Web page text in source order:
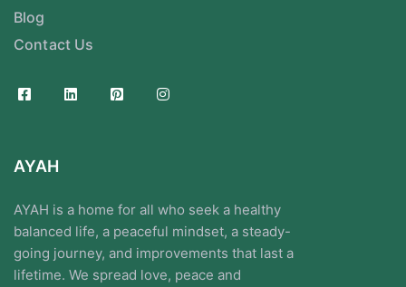
Blog
Contact Us
AYAH
AYAH is a home for all who seek a healthy
balanced life, a peaceful mindset, a steady-
going journey, and improvements that last a
lifetime. We spread love, peace and